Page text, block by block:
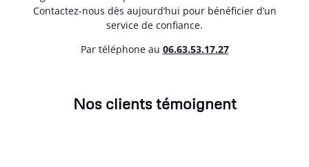
Contactez-nous dès aujourd’hui pour bénéficier d’un
service de confiance.
Par téléphone au 06.63.53.17.27
Nos clients témoignent